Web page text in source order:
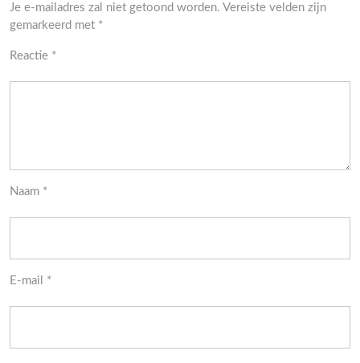
Je e-mailadres zal niet getoond worden. Vereiste velden zijn
gemarkeerd met *
Reactie *
Naam *
E-mail *